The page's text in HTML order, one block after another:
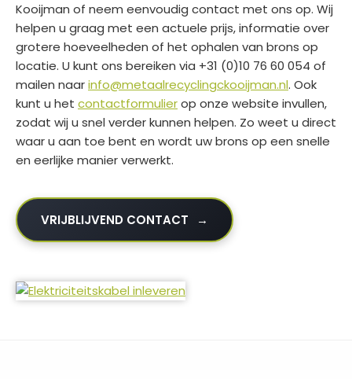
Kooijman of neem eenvoudig contact met ons op. Wij
helpen u graag met een actuele prijs, informatie over
grotere hoeveelheden of het ophalen van brons op
locatie. U kunt ons bereiken via +31 (0)10 76 60 054 of
mailen naarinfo@metaalrecyclingckooijman.nl. Ook
kunt u het contactformulierop onze website invullen,
zodat wij u snel verder kunnen helpen. Zo weet u direct
waar u aan toe bent en wordt uw brons op een snelle
en eerlijke manier verwerkt.
VRIJBLIJVEND CONTACT